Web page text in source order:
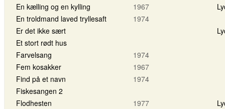
En kælling og en kylling
1967
En troldmand laved tryllesaft
1974
Er det ikke sært
Et stort rødt hus
Farvelsang
1974
Fem kosakker
1967
Find på et navn
1974
Fiskesangen 2
Flodhesten
1977